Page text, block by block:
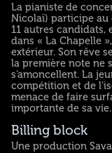
La pianiste de
Nicolaï) participe au
11 autres
dans « La Chapelle
extérieur. Son rêve
la première note ne
s’amoncellent. La
compétition et de
menace de faire
importante de sa vie.
Billing block
Une production